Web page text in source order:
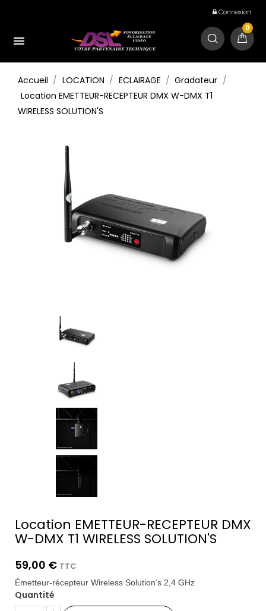
Connexion

0
Accueil LOCATION ECLAIRAGE
Gradateur
Location EMETTEUR-RECEPTEUR DMX W-DMX T1
WIRELESS SOLUTION'S
Location EMETTEUR-RECEPTEUR DMX
W-DMX T1 WIRELESS SOLUTION'S
59,00 € TTC
Émetteur-récepteur Wireless Solution’s 2,4 GHz
Quantité